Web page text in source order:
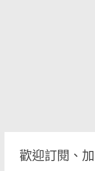
歡迎訂閱、